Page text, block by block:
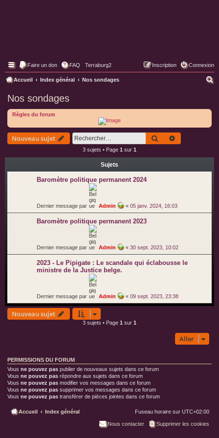
Pages web de Terraburg
Faire un don FAQ Terraburg2 Connexion
Inscription
Accueil Index général Nos sondages
Nos sondages
Règles du forum
Nouveau sujet Rechercher
3 sujets • Page 1 sur 1
Sujets
Baromètre politique permanent 2024
Dernier message par Admin « 05 janv. 2024, 16:03
Baromètre politique permanent 2023
Dernier message par Admin « 30 sept. 2023, 10:02
2023 - Le Pipigate : Le scandale qui éclabousse le
ministre de la Justice belge.
Dernier message par Admin « 09 sept. 2023, 23:38
Nouveau sujet
3 sujets • Page 1 sur 1
Aller
PERMISSIONS DU FORUM
Vous ne pouvez pas publier de nouveaux sujets dans ce forum
Vous ne pouvez pas répondre aux sujets dans ce forum
Vous ne pouvez pas modifier vos messages dans ce forum
Vous ne pouvez pas supprimer vos messages dans ce forum
Vous ne pouvez pas transférer de pièces jointes dans ce forum
Accueil Index général Fuseau horaire sur UTC+02:00
Supprimer les cookies
Nous contacter